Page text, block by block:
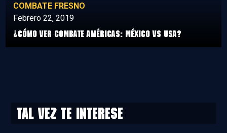
COMBATE FRESNO
Febrero 22, 2019
¿Cómo ver Combate Américas: México vs USA?
Tal vez te interese